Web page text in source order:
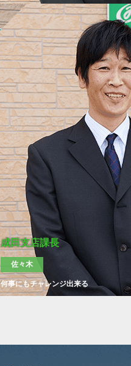
成田支店課長
佐々木
何事にもチャレンジ出来る